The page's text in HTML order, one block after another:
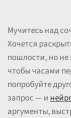
Мучитесь над
Хочется
пошлости, но не
чтобы часами
попробуйте
запрос — и
аргументы,